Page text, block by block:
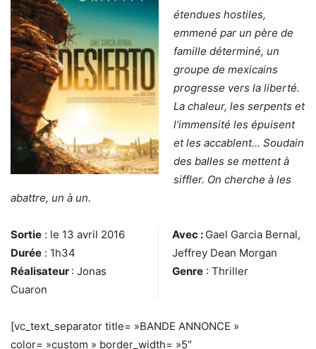
étendues hostiles,
emmené par un père de
famille déterminé, un
groupe de mexicains
progresse vers la liberté.
La chaleur, les serpents et
l’immensité les épuisent
et les accablent… Soudain
des balles se mettent à
siffler. On cherche à les
abattre, un à un.
Sortie : le 13 avril 2016
Durée : 1h34
Réalisateur : Jonas
Cuaron
Avec : Gael Garcia Bernal,
Jeffrey Dean Morgan
Genre : Thriller
[vc_text_separator title= »BANDE ANNONCE »
color= »custom » border_width= »5″